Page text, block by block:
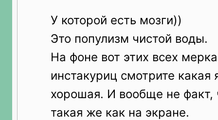
У которой есть мозги))
Это популизм чистой воды.
На фоне вот этих всех
инстакуриц смотрите какая
хорошая. И вообще не факт,
такая же как на экране.